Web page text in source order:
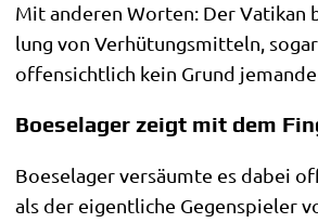
Mit ande­ren Wor­ten: Der Vati­kan
lung von Ver­hü­tungs­mit­teln,
offen­sicht­lich kein Grund
Boeselager zeigt mit dem
Boe­se­la­ger ver­säum­te es dabei
als der eigent­li­che Gegen­spie­ler